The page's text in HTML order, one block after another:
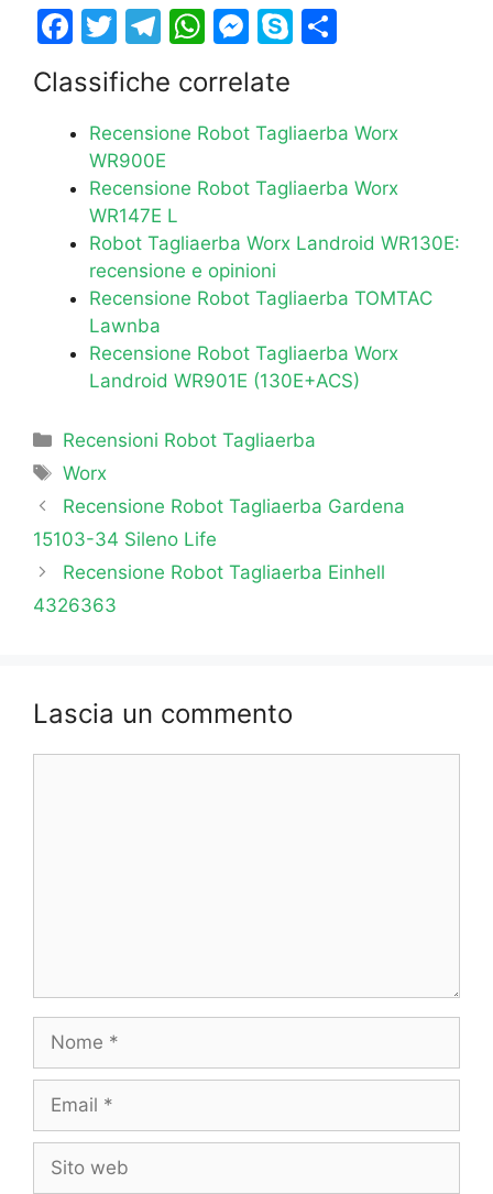
F
c
e
b
o
o
k
T
w
itt
er
T
e
gr
a
m
W
at
s
p
p
M
e
s
s
n
g
er
S
p e
Classifiche correlate
Recensione Robot Tagliaerba Worx
WR900E
Recensione Robot Tagliaerba Worx
WR147E L
Robot Tagliaerba Worx Landroid WR130E:
recensione e opinioni
Recensione Robot Tagliaerba TOMTAC
Lawnba
Recensione Robot Tagliaerba Worx
Landroid WR901E (130E+ACS)
Categorie
Recensioni Robot Tagliaerba
Tag
Worx
Recensione Robot Tagliaerba Gardena
15103-34 Sileno Life
Recensione Robot Tagliaerba Einhell
4326363
Lascia un commento
web